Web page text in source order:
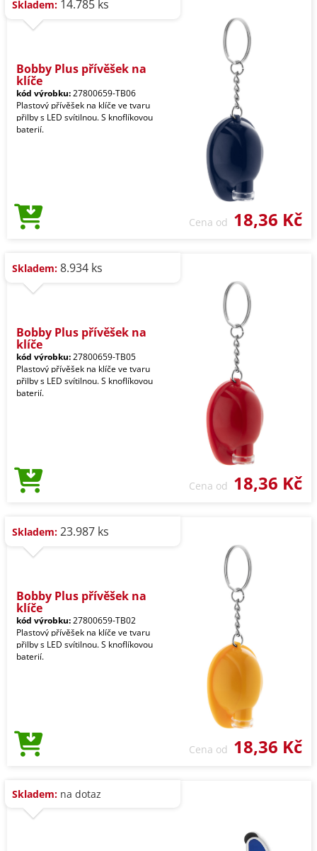
Skladem: 14.785 ks
Bobby Plus přívěšek na
klíče
kód výrobku:27800659-TB06
Plastový přívěšek na klíče ve tvaru
přilby s LED svítilnou. S knoflíkovou
baterií.
Cena od 18,36 Kč
Skladem: 8.934 ks
Bobby Plus přívěšek na
klíče
kód výrobku:27800659-TB05
Plastový přívěšek na klíče ve tvaru
přilby s LED svítilnou. S knoflíkovou
baterií.
Cena od 18,36 Kč
Skladem: 23.987 ks
Bobby Plus přívěšek na
klíče
kód výrobku:27800659-TB02
Plastový přívěšek na klíče ve tvaru
přilby s LED svítilnou. S knoflíkovou
baterií.
Cena od 18,36 Kč
Skladem: na dotaz